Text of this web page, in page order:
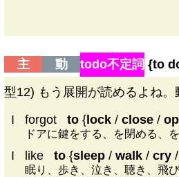
主 動 todo不定詞 {to
型12) もう展開が読めるよね
I
forgot to {lock / close /
ドアに鍵をする、を閉める、
I like to {sleep / walk / cry /
眠り、歩き、泣き、聴き、飛